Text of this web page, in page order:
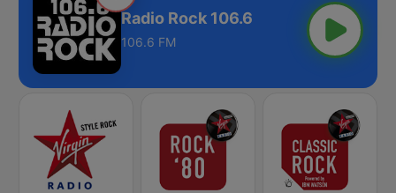
Radio Rock 106.6
106.6 FM